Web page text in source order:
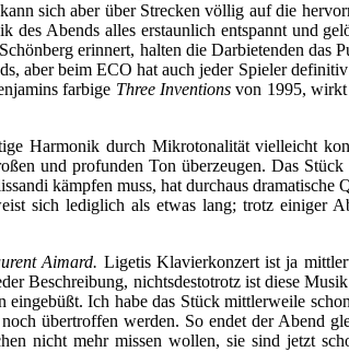
sich aber über Strecken völlig auf die
Abends alles erstaunlich entspannt und
erinnert, halten die Darbietenden das
aber beim ECO hat auch jeder Spieler
farbige Three Inventionsvon 1995,
Harmonik durch Mikrotonalität vielleicht
und profunden Ton überzeugen. Das
kämpfen muss, hat durchaus dramatische
sich lediglich als etwas lang; trotz einiger
Aimard. Ligetis Klavierkonzert ist ja
Beschreibung, nichtsdestotrotz ist diese
Ich habe das Stück mittlerweile
übertroffen werden. So endet der Abend
nicht mehr missen wollen, sie sind jetzt